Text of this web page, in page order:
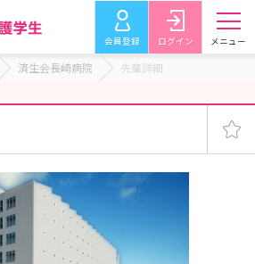
会員登録 ログイン メニュー
済生会長崎病院 先輩詳細